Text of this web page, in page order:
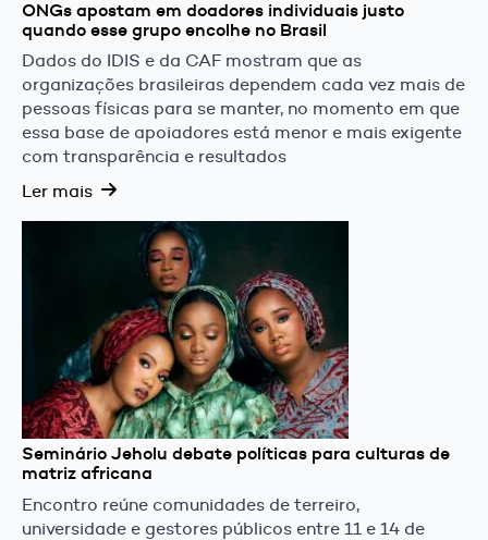
ONGs apostam em doadores individuais justo
quando esse grupo encolhe no Brasil
Dados do IDIS e da CAF mostram que as
organizações brasileiras dependem cada vez mais de
pessoas físicas para se manter, no momento em que
essa base de apoiadores está menor e mais exigente
com transparência e resultados
Ler mais
Seminário Jeholu debate políticas para culturas de
matriz africana
Encontro reúne comunidades de terreiro,
universidade e gestores públicos entre 11 e 14 de